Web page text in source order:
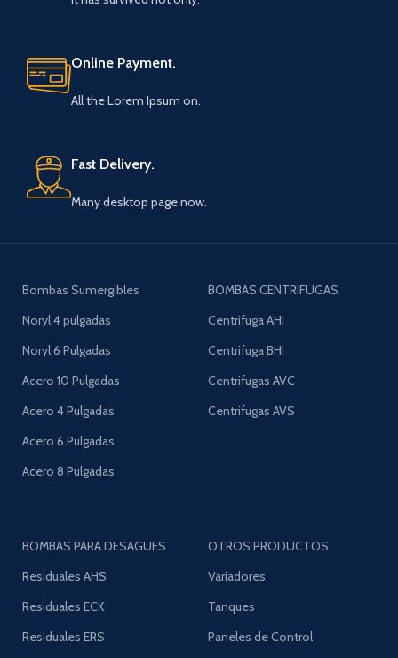
Online Payment.
All the Lorem Ipsum on.
Fast Delivery.
Many desktop page now.
Bombas Sumergibles
Noryl 4 pulgadas
Noryl 6 Pulgadas
Acero 10 Pulgadas
Acero 4 Pulgadas
Acero 6 Pulgadas
Acero 8 Pulgadas
BOMBAS CENTRIFUGAS
Centrifuga AHI
Centrifuga BHI
Centrifugas AVC
Centrifugas AVS
BOMBAS PARA DESAGUES
Residuales AHS
Residuales ECK
Residuales ERS
OTROS PRODUCTOS
Variadores
Tanques
Paneles de Control